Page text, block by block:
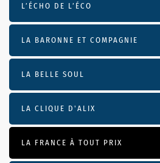
L’ÉCHO DE L’ÉCO
LA BARONNE ET COMPAGNIE
LA BELLE SOUL
LA CLIQUE D'ALIX
LA FRANCE À TOUT PRIX